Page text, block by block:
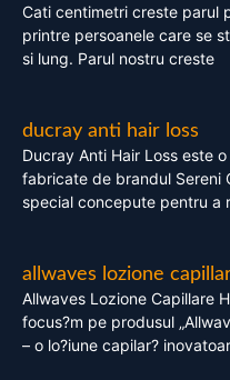
Cati centimetri creste parul
printre persoanele care se
si lung. Parul nostru creste
ducray anti hair loss
Ducray Anti Hair Loss este
fabricate de brandul Sereni
special concepute pentru a
allwaves lozione
Allwaves Lozione Capillare
focus?m pe produsul
– o lo?iune capilar?